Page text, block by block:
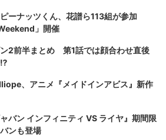
ーナッツくん、花譜ら113組が参加
」開催
ン2前半まとめ 第1話では顔合わせ直後
⁉︎
、アニメ『メイドインアビス』新作
バン インフィニティ VS ライヤ』期間限
ンも登場